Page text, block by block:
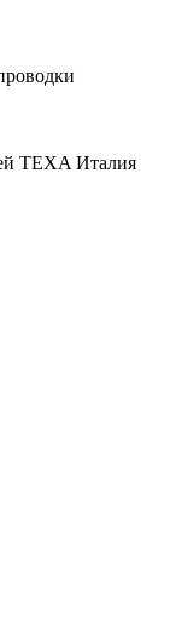
TEXA Италия